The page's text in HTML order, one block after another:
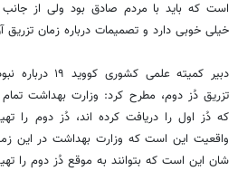
است که باید با مردم صادق بود ولی از
خیلی خوبی دارد و تصمیمات درباره زمان
دبیر کمیته
تزریق دُز دوم، مطرح کرد: وزارت بهداشت
که دُز اول را دریافت کرده اند، دُز دوم را
واقعیت این است که وزارت بهداشت در این
شان این است که بتوانند به موقع دُز دوم را